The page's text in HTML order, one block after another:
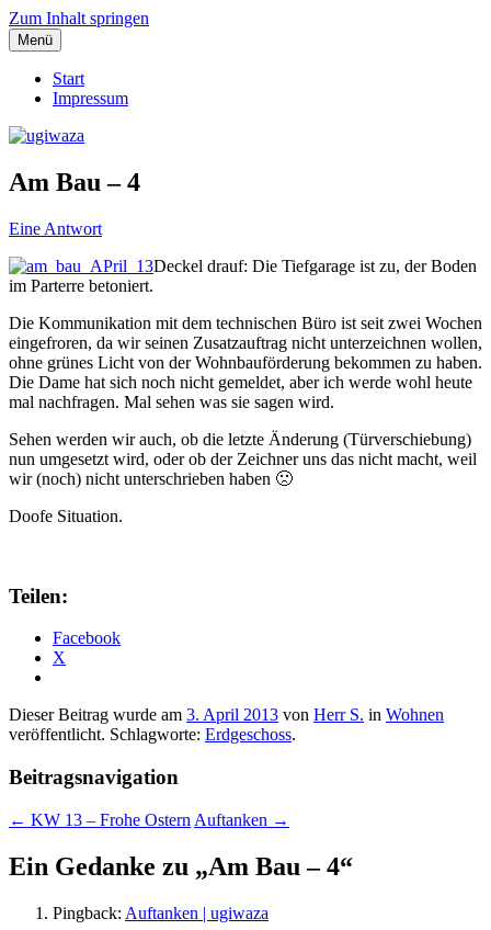
Zum Inhalt springen
ugiwaza
Menü
Start
Impressum
Am Bau – 4
Eine Antwort
Deckel drauf: Die Tiefgarage ist zu, der Boden
im Parterre betoniert.
Die Kommunikation mit dem technischen Büro ist seit zwei Wochen
eingefroren, da wir seinen Zusatzauftrag nicht unterzeichnen wollen,
ohne grünes Licht von der Wohnbauförderung bekommen zu haben.
Die Dame hat sich noch nicht gemeldet, aber ich werde wohl heute
mal nachfragen. Mal sehen was sie sagen wird.
Sehen werden wir auch, ob die letzte Änderung (Türverschiebung)
nun umgesetzt wird, oder ob der Zeichner uns das nicht macht, weil
wir (noch) nicht unterschrieben haben 🙁
Doofe Situation.
Teilen:
Facebook
X
Dieser Beitrag wurde am 3. April 2013 von Herr S. in Wohnen
veröffentlicht. Schlagworte: Erdgeschoss.
Beitragsnavigation
← KW 13 – Frohe Ostern Auftanken →
Ein Gedanke zu „Am Bau – 4“
Pingback: Auftanken | ugiwaza